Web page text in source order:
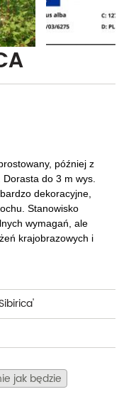
później z
do 3 m wys.
dekoracyjne,
Stanowisko
wymagań, ale
krajobrazowych i
jak będzie